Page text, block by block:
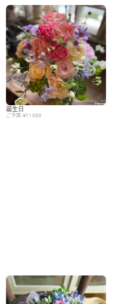
誕生日
ご予算: ¥11,000